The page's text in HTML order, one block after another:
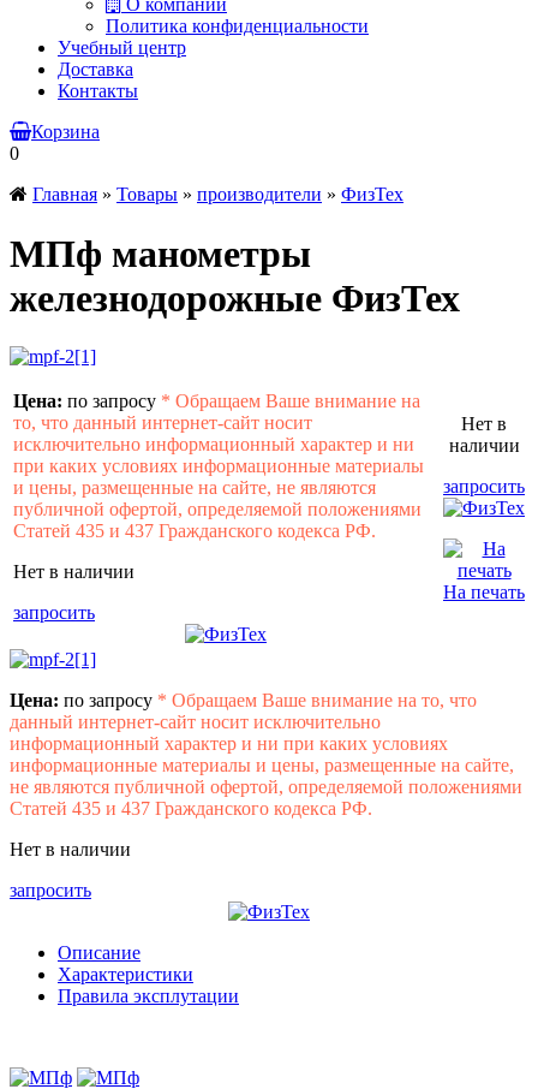
О компании
Политика конфиденциальности
Учебный центр
Доставка
Контакты
Корзина
0
Главная » Товары » производители » ФизТех
МПф манометры
железнодорожные ФизТех
Цена: по запросу * Обращаем Ваше внимание на
то, что данный интернет-сайт носит
исключительно информационный характер и ни
при каких условиях информационные материалы
и цены, размещенные на сайте, не являются
публичной офертой, определяемой положениями
Статей 435 и 437 Гражданского кодекса РФ.
Нет в наличии
запросить
Нет в
наличии
запросить
На печать
Цена: по запросу * Обращаем Ваше внимание на то, что
данный интернет-сайт носит исключительно
информационный характер и ни при каких условиях
информационные материалы и цены, размещенные на сайте,
не являются публичной офертой, определяемой положениями
Статей 435 и 437 Гражданского кодекса РФ.
Нет в наличии
запросить
Описание
Характеристики
Правила эксплутации